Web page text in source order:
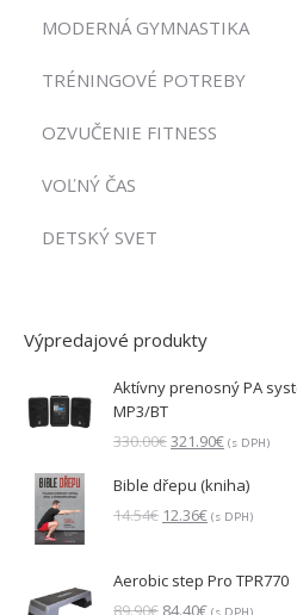
MODERNÁ GYMNASTIKA
TRÉNINGOVÉ POTREBY
OZVUČENIE FITNESS
VOĽNÝ ČAS
DETSKÝ SVET
Výpredajové produkty
Aktívny prenosný PA
MP3/BT
330.00€Pôvodná
bola:
330.00€.
321.90€Aktuálna
je:
321.90€.
(s DPH)
Bible dřepu (kniha)
14.54€ Pôvodná
14.54€.
12.36€Aktuálna
12.36€.
(s DPH)
Aerobic step Pro TPR770
89.90€ Pôvodná
84.40€Aktuálna